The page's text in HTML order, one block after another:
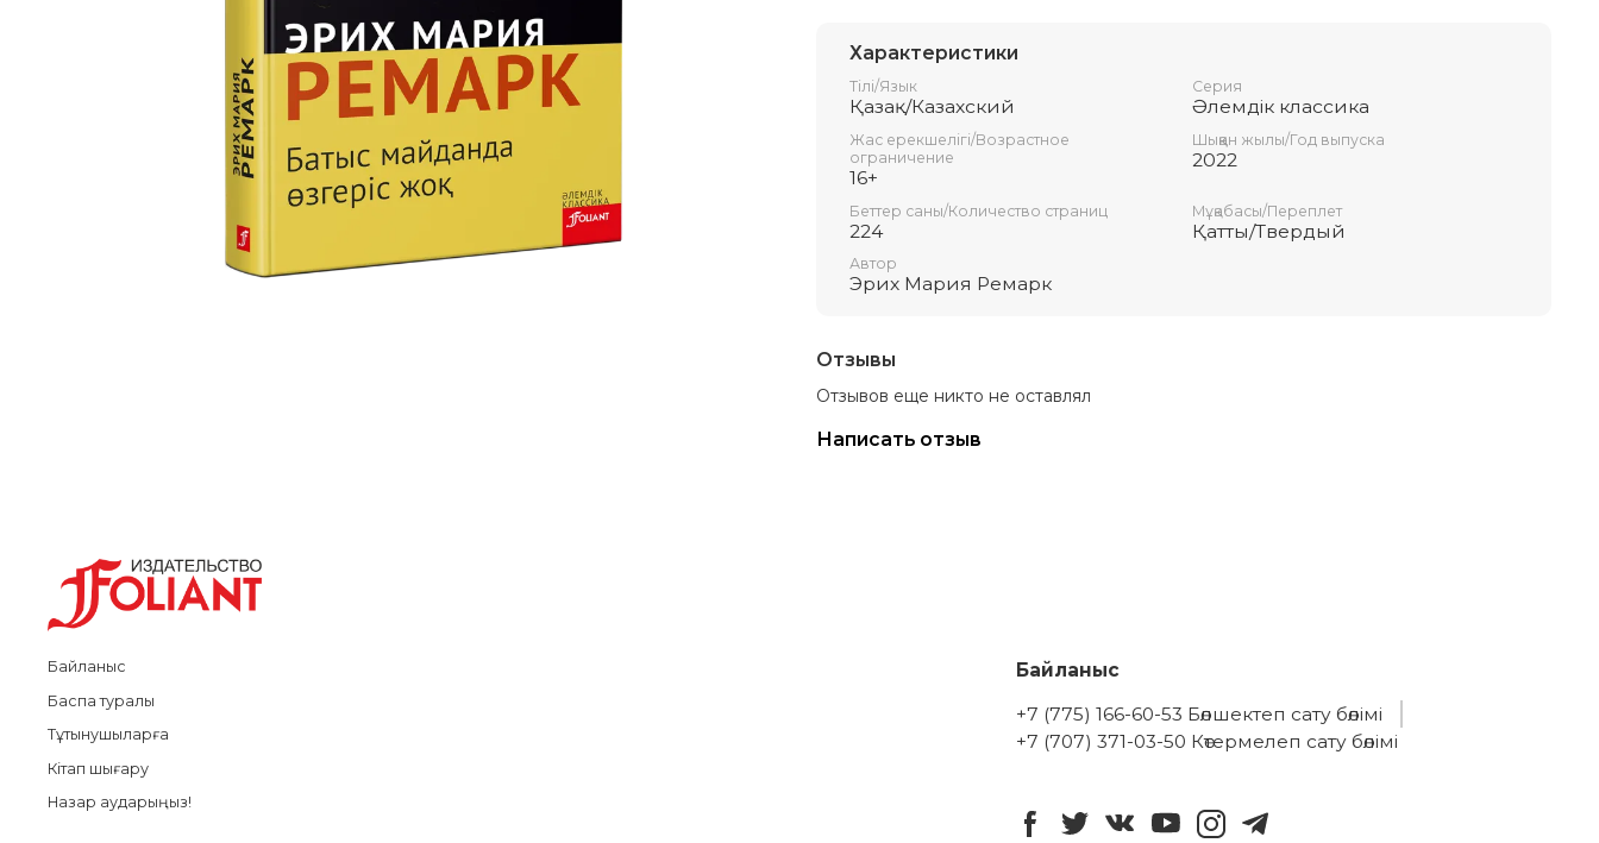
Характеристики
Тілі/Язык
Қазақ/Казахский
Серия
Әлемдік классика
Жас ерекшелігі/Возрастное
ограничение
16+
Шыққан жылы/Год выпуска
2022
Беттер саны/Количество страниц
224
Мұқабасы/Переплет
Қатты/Твердый
Автор
Эрих Мария Ремарк
Отзывы
Отзывов еще никто не оставлял
Написать отзыв
Байланыс
Баспа туралы
Тұтынушыларға
Кітап шығару
Назар аударыңыз!
Байланыс
+7 (775) 166-60-53 Бөлшектеп сату бөлімі
+7 (707) 371-03-50 Көтермелеп сату бөлімі